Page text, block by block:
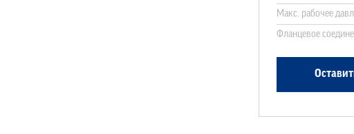
Макс. рабочее
Фланцевое